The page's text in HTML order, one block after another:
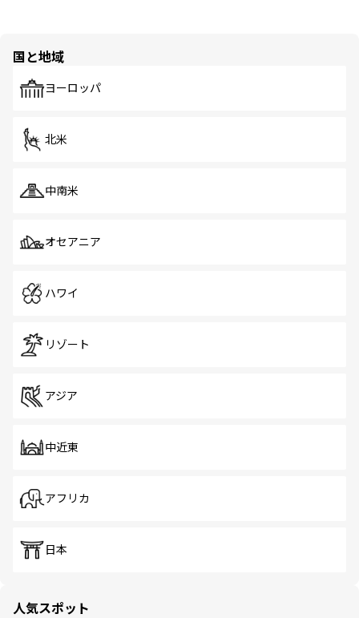
国と地域
ヨーロッパ
北米
中南米
オセアニア
ハワイ
リゾート
アジア
中近東
アフリカ
日本
人気スポット